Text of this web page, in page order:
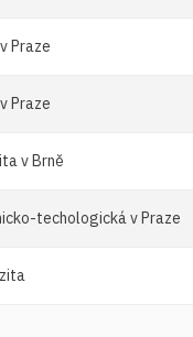
Praze
Praze
v Brně
techologická v Praze